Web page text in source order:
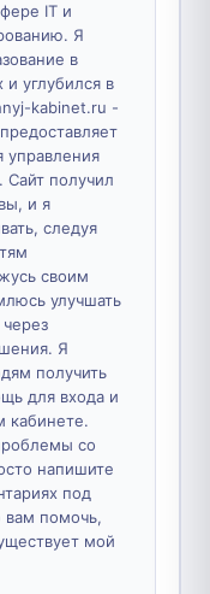
IT и
Я
в
углубился в
kabinet.ru -
получил
и я
следуя
своим
улучшать
Я
получить
для входа и
кабинете.
со
напишите
под
вам помочь,
мой